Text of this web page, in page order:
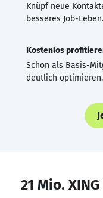
Knüpf neue
besseres Job-Leben.
Kostenlos
Schon als Basis-
deutlich optimieren.
21 Mio.